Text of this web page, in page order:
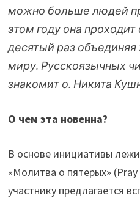
можно больше людей
этом году она проходит
десятый раз
миру. Русскоязычных
знакомит о. Никита
О чем эта новенна?
В основе инициативы
«Молитва о пятерых»
участнику предлагается